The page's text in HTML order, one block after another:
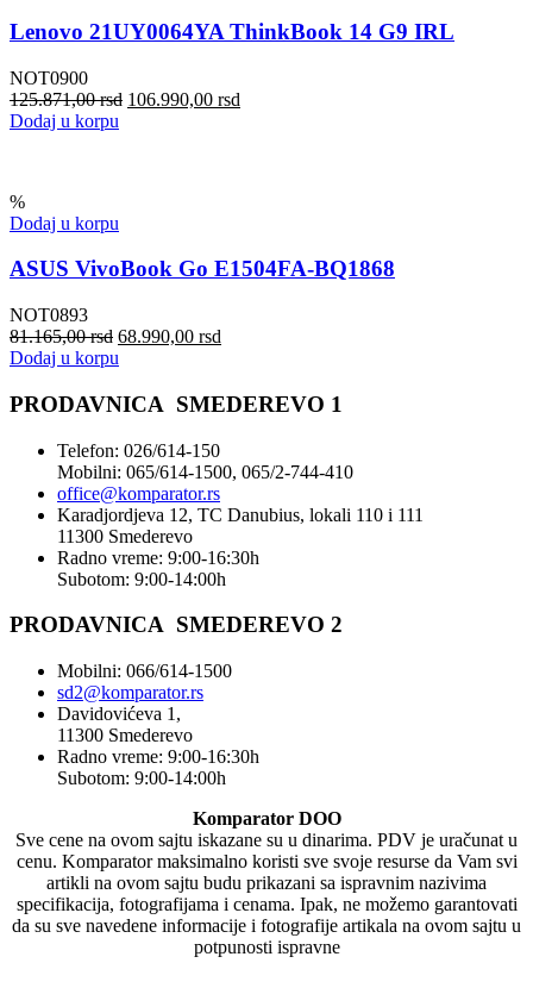
Lenovo 21UY0064YA ThinkBook 14 G9 IRL
NOT0900
125.871,00rsd 106.990,00 rsd
Dodaj u korpu
%
Dodaj u korpu
ASUS VivoBook Go E1504FA-BQ1868
NOT0893
81.165,00rsd 68.990,00 rsd
Dodaj u korpu
PRODAVNICA SMEDEREVO 1
Telefon: 026/614-150
Mobilni: 065/614-1500, 065/2-744-410
office@komparator.rs
Karadjordjeva 12, TC Danubius, lokali 110 i 111
11300 Smederevo
Radno vreme: 9:00-16:30h
Subotom: 9:00-14:00h
PRODAVNICA SMEDEREVO 2
Mobilni: 066/614-1500
sd2@komparator.rs
Davidovićeva 1,
11300 Smederevo
Radno vreme: 9:00-16:30h
Subotom: 9:00-14:00h
Komparator DOO
Sve cene na ovom sajtu iskazane su u dinarima. PDV je uračunat u
cenu. Komparator maksimalno koristi sve svoje resurse da Vam svi
artikli na ovom sajtu budu prikazani sa ispravnim nazivima
specifikacija, fotografijama i cenama. Ipak, ne možemo garantovati
da su sve navedene informacije i fotografije artikala na ovom sajtu u
potpunosti ispravne